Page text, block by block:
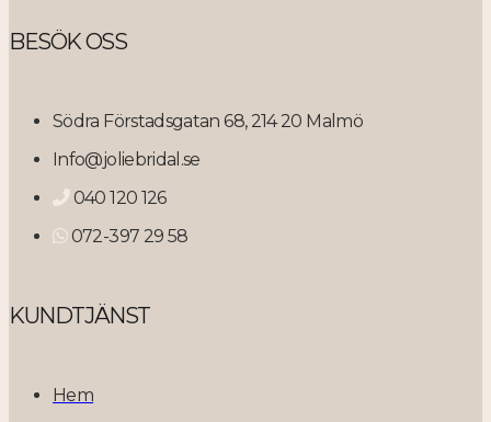
BESÖK OSS
Södra Förstadsgatan 68, 214 20 Malmö
Info@joliebridal.se
040 120 126
072-397 29 58
KUNDTJÄNST
Hem